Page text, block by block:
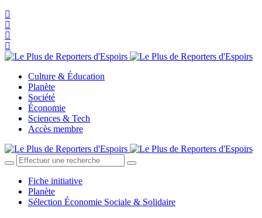
Culture & Éducation
Planète
Société
Économie
Sciences & Tech
Accès membre
Fiche initiative
Planète
Sélection Économie Sociale & Solidaire